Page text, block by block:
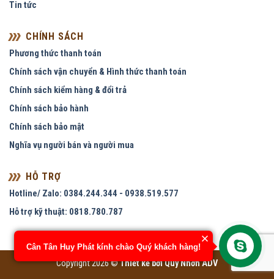
Cân Tân Huy Phát kính chào Quý khách hàng!
Tin tức
CHÍNH SÁCH
Phương thức thanh toán
Chính sách vận chuyển & Hình thức thanh toán
Chính sách kiểm hàng & đổi trả
Chính sách bảo hành
Chính sách bảo mật
Nghĩa vụ người bán và người mua
HỖ TRỢ
Hotline/ Zalo: 0384.244.344 - 0938.519.577
Hỗ trợ kỹ thuật: 0818.780.787
Copyright 2026 ©Thiết kế bởiQuy Nhơn ADV